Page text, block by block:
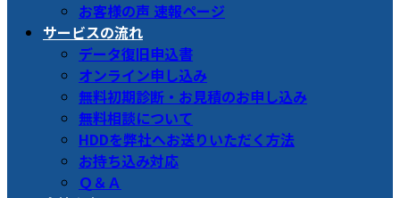
お客様の声 速報ページ
サービスの流れ
データ復旧申込書
オンライン申し込み
無料初期診断・お見積のお申し込み
無料相談について
HDDを弊社へお送りいただく方法
お持ち込み対応
Ｑ＆Ａ